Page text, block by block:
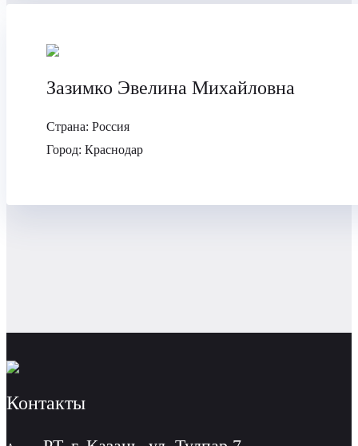
Зазимко Эвелина Михайловна
Страна: Россия
Город: Краснодар
Контакты